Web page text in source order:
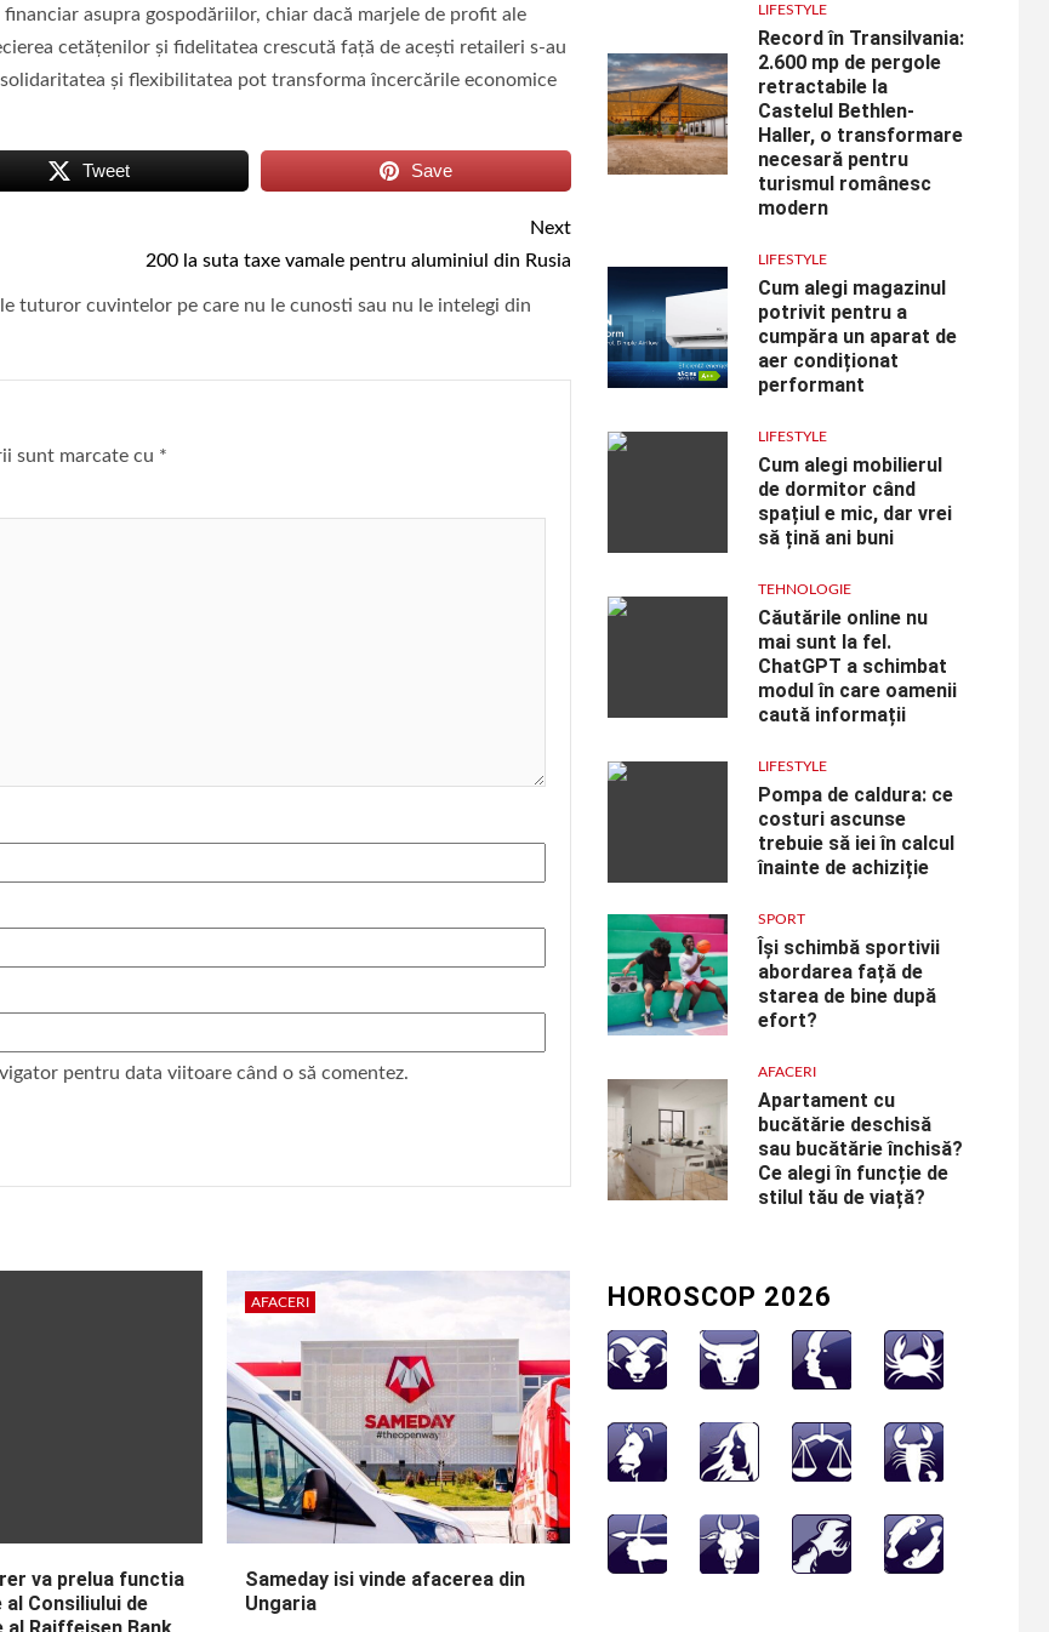
asupra gospodăriilor, chiar dacă marjele de profit ale
cetățenilor și fidelitatea crescută față de acești retaileri s-au
și flexibilitatea pot transforma încercările economice
Tweet Save
Next
200 la suta taxe vamale pentru aluminiul din Rusia
tuturor cuvintelor pe care nu le cunosti sau nu le intelegi din
sunt marcate cu *
pentru data viitoare când o să comentez.
va prelua functia
al Consiliului de
AFACERI
Sameday isi vinde afacerea din
Ungaria
LIFESTYLE
Record în Transilvania:
2.600 mp de pergole
retractabile la
Castelul Bethlen-
Haller, o transformare
necesară pentru
turismul românesc
modern
LIFESTYLE
Cum alegi magazinul
potrivit pentru a
cumpăra un aparat de
aer condiționat
performant
LIFESTYLE
Cum alegi mobilierul
de dormitor când
spațiul e mic, dar vrei
să țină ani buni
TEHNOLOGIE
Căutările online nu
mai sunt la fel.
ChatGPT a schimbat
modul în care oamenii
caută informații
LIFESTYLE
Pompa de caldura: ce
costuri ascunse
trebuie să iei în calcul
înainte de achiziție
SPORT
Își schimbă sportivii
abordarea față de
starea de bine după
efort?
AFACERI
Apartament cu
bucătărie deschisă
sau bucătărie închisă?
Ce alegi în funcție de
stilul tău de viață?
HOROSCOP 2026